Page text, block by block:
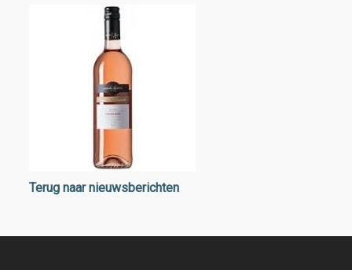
Terug naar nieuwsberichten